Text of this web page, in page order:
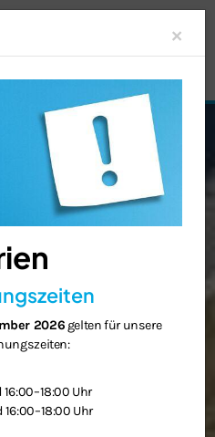
×
2026 gelten für unsere
Uhr
Uhr